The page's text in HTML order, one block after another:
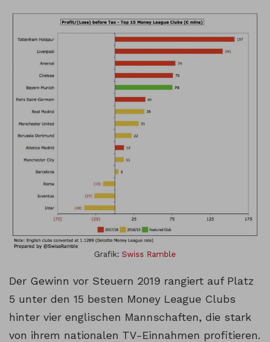
Grafik: Swiss Ramble
Der Gewinn vor Steuern 2019 rangiert auf Platz
5 unter den 15 besten Money League Clubs
hinter vier englischen Mannschaften, die stark
von ihrem nationalen TV-Einnahmen profitieren.